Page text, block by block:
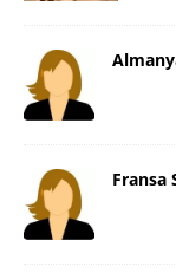
Fransa